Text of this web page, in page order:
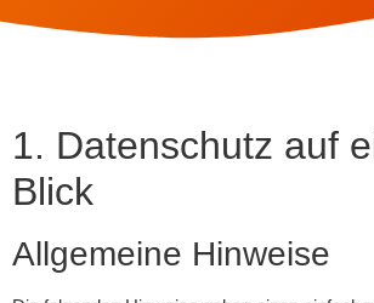
1. Datenschutz auf
Blick
Allgemeine Hinweise